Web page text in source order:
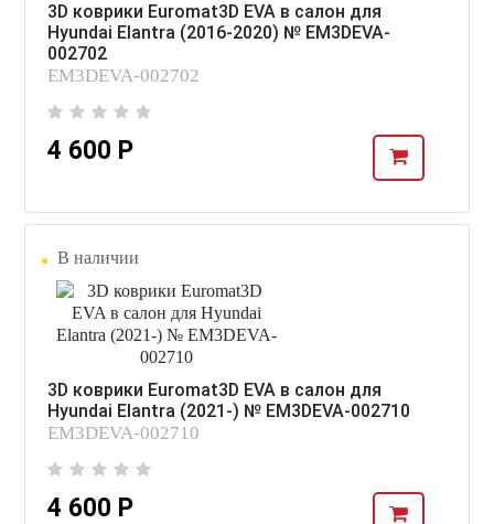
3D коврики Euromat3D EVA в салон для
Hyundai Elantra (2016-2020) № EM3DEVA-
002702
EM3DEVA-002702
4 600 Р
В наличии
3D коврики Euromat3D EVA в салон для
Hyundai Elantra (2021-) № EM3DEVA-002710
EM3DEVA-002710
4 600 Р